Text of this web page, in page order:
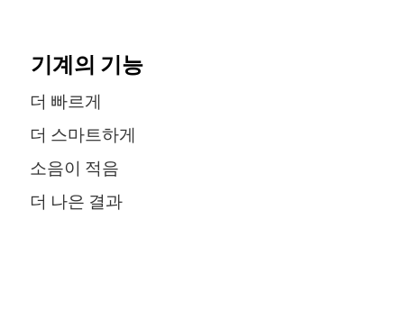
기계의 기능
더 빠르게
더 스마트하게
소음이 적음
더 나은 결과